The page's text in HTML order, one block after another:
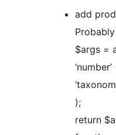
add
$args =
‘number’
);
return